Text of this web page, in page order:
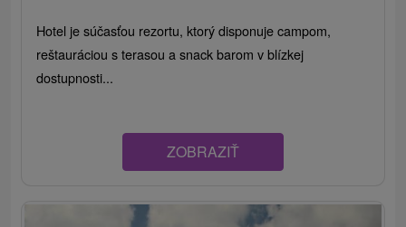
Hotel je súčasťou rezortu, ktorý disponuje campom,
reštauráciou s terasou a snack barom v blízkej
dostupnosti...
ZOBRAZIŤ